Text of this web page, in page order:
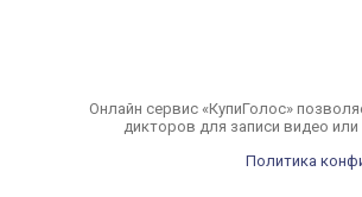
Онлайн сервис «КупиГолос»
дикторов для записи видео
Политика